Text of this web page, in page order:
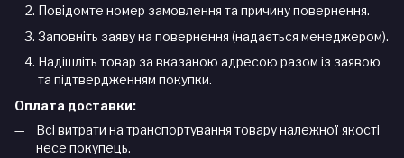
Повідомте номер замовлення та причину повернення.
Заповніть заяву на повернення (надається менеджером).
Надішліть товар за вказаною адресою разом із заявою
та підтвердженням покупки.
Оплата доставки:
Всі витрати на транспортування товару належної якості
несе покупець.